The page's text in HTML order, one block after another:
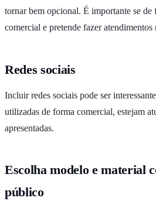
tornar bem opcional. É importante se de
comercial e pretende fazer atendimentos
Redes sociais
Incluir redes sociais pode ser
utilizadas de forma comercial, estejam
apresentadas.
Escolha modelo e material
público